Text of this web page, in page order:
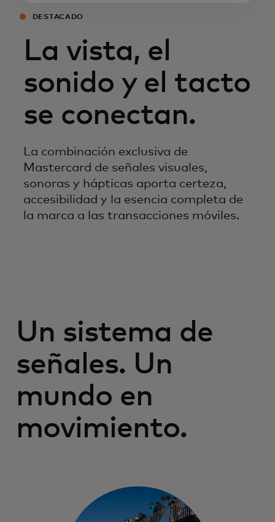
DESTACADO
La vista, el
sonido y el tacto
se conectan.
La combinación exclusiva de
Mastercard de señales visuales,
sonoras y hápticas aporta certeza,
accesibilidad y la esencia completa de
la marca a las transacciones móviles.
Un sistema de
señales. Un
mundo en
movimiento.